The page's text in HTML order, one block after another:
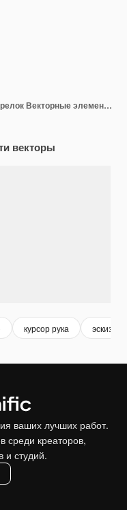
Набор вручную нарисованных стрелок Векторные элементы дизайна рисунка Иллюстрация на белом фоне для бизнес-инфографики веб-баннер и концептуальный дизайн
векторы
курсор рука эскиз
ваших лучших работ.
среди креаторов,
и студий.